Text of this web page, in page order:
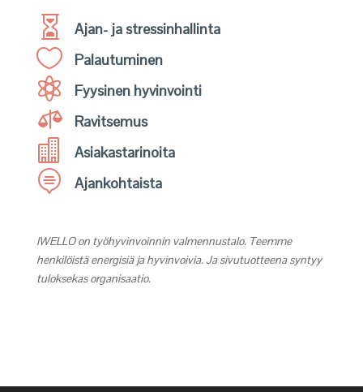
 Ajan- ja stressinhallinta
 Palautuminen
 Fyysinen hyvinvointi
 Ravitsemus
 Asiakastarinoita
 Ajankohtaista
IWELLO on työhyvinvoinnin valmennustalo. Teemme
henkilöistä energisiä ja hyvinvoivia. Ja sivutuotteena syntyy
tuloksekas organisaatio.